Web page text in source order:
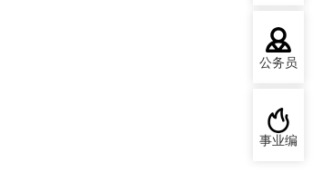
公务员
事业编